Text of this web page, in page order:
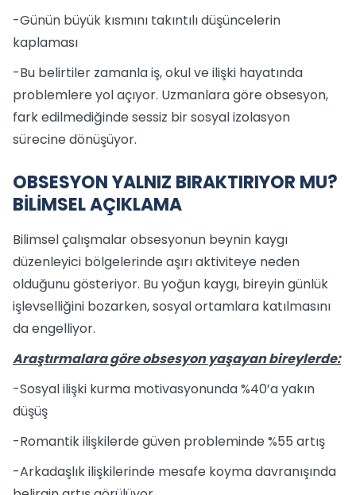
-Günün büyük kısmını takıntılı düşüncelerin
kaplaması
-Bu belirtiler zamanla iş, okul ve ilişki hayatında
problemlere yol açıyor. Uzmanlara göre obsesyon,
fark edilmediğinde sessiz bir sosyal izolasyon
sürecine dönüşüyor.
OBSESYON YALNIZ BIRAKTIRIYOR MU?
BİLİMSEL AÇIKLAMA
Bilimsel çalışmalar obsesyonun beynin kaygı
düzenleyici bölgelerinde aşırı aktiviteye neden
olduğunu gösteriyor. Bu yoğun kaygı, bireyin günlük
işlevselliğini bozarken, sosyal ortamlara katılmasını
da engelliyor.
Araştırmalara göre obsesyon yaşayan bireylerde:
-Sosyal ilişki kurma motivasyonunda %40’a yakın
düşüş
-Romantik ilişkilerde güven probleminde %55 artış
-Arkadaşlık ilişkilerinde mesafe koyma davranışında